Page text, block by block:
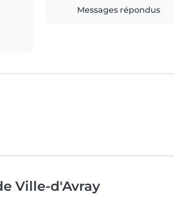
Messages répondus
Ville-d'Avray